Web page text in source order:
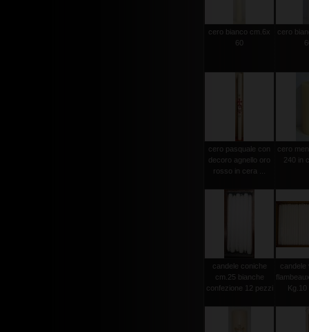
cero bianco cm.6x
60
cero
cero pasquale con
decoro agnello oro
rosso in cera ...
cero
240 in
candele coniche
cm.25 bianche
confezione 12 pezzi
candele